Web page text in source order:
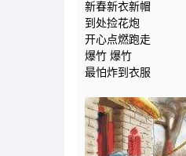
新春新衣新帽
到处捡花炮
开心点燃跑走
爆竹 爆竹
最怕炸到衣服